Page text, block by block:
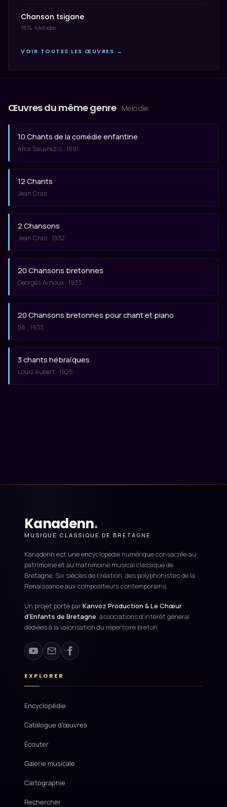
Chanson tsigane
1874 · Melodie
VOIR TOUTES LES ŒUVRES →
Œuvres du même genre · Mélodie
10 Chants de la comédie enfantine
Alice Sauvrezis · 1891
12 Chants
Jean Cras
2 Chansons
Jean Cras · 1932
20 Chansons bretonnes
Georges Arnoux · 1933
20 Chansons bretonnes pour chant et piano
56 · 1933
3 chants hébraïques
Louis Aubert · 1925
Kanadenn.
MUSIQUE CLASSIQUE DE BRETAGNE
Kanadenn est une encyclopédie numérique consacrée au
patrimoine et au matrimoine musical classique de
Bretagne. Six siècles de création, des polyphonistes de la
Renaissance aux compositeurs contemporains.
Un projet porté parKanvoz Production & Le Chœur
d'Enfants de Bretagne, associations d'intérêt général
dédiées à la valorisation du répertoire breton.
EXPLORER
Encyclopédie
Catalogue d'œuvres
Écouter
Galerie musicale
Cartographie
Rechercher